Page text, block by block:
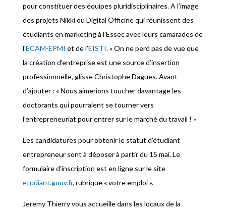
pour constituer des équipes pluridisciplinaires. A l’image
des projets Nikki ou Digital Officine qui réunissent des
étudiants en marketing à l’Essec avec leurs camarades de
l’ECAM-EPMI et de l’EISTI. « On ne perd pas de vue que
la création d’entreprise est une source d’insertion
professionnelle, glisse Christophe Dagues. Avant
d’ajouter : « Nous aimerions toucher davantage les
doctorants qui pourraient se tourner vers
l’entrepreneuriat pour entrer sur le marché du travail ! »
Les candidatures pour obtenir le statut d’étudiant
entrepreneur sont à déposer à partir du 15 mai. Le
formulaire d’inscription est en ligne sur le site
etudiant.gouv.fr, rubrique « votre emploi ».
Jeremy Thierry vous accueille dans les locaux de la